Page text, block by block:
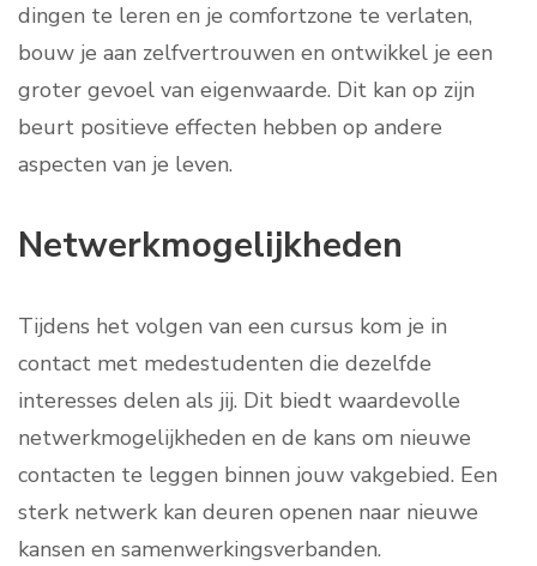
dingen te leren en je comfortzone te verlaten,
bouw je aan zelfvertrouwen en ontwikkel je een
groter gevoel van eigenwaarde. Dit kan op zijn
beurt positieve effecten hebben op andere
aspecten van je leven.
Netwerkmogelijkheden
Tijdens het volgen van een cursus kom je in
contact met medestudenten die dezelfde
interesses delen als jij. Dit biedt waardevolle
netwerkmogelijkheden en de kans om nieuwe
contacten te leggen binnen jouw vakgebied. Een
sterk netwerk kan deuren openen naar nieuwe
kansen en samenwerkingsverbanden.